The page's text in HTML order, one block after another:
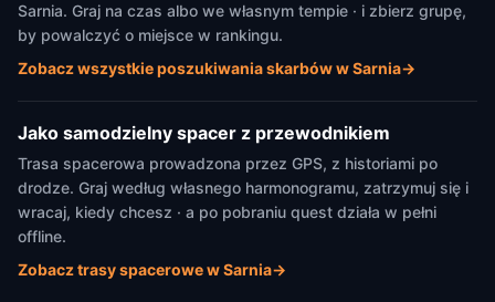
Sarnia. Graj na czas albo we własnym tempie · i zbierz grupę,
by powalczyć o miejsce w rankingu.
Zobacz wszystkie poszukiwania skarbów w Sarnia→
Jako samodzielny spacer z przewodnikiem
Trasa spacerowa prowadzona przez GPS, z historiami po
drodze. Graj według własnego harmonogramu, zatrzymuj się i
wracaj, kiedy chcesz · a po pobraniu quest działa w pełni
offline.
Zobacz trasy spacerowe w Sarnia→